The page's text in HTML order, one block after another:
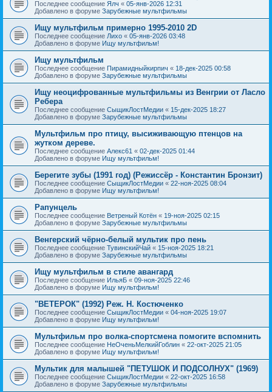
Последнее сообщение Ялч « 05-янв-2026 12:31
Добавлено в форуме Зарубежные мультфильмы
Ищу мультфильм примерно 1995-2010 2D
Последнее сообщение Лихо « 05-янв-2026 03:48
Добавлено в форуме Ищу мультфильм!
Ищу мультфильм
Последнее сообщение Пирамидныйкирпич « 18-дек-2025 00:58
Добавлено в форуме Зарубежные мультфильмы
Ищу неоцифрованные мультфильмы из Венгрии от Ласло
Ребера
Последнее сообщение СыщикЛостМедии « 15-дек-2025 18:27
Добавлено в форуме Зарубежные мультфильмы
Мультфильм про птицу, высиживающую птенцов на
жутком дереве.
Последнее сообщение Алекс61 « 02-дек-2025 01:44
Добавлено в форуме Ищу мультфильм!
Берегите зубы (1991 год) (Режиссёр - Константин Бронзит)
Последнее сообщение СыщикЛостМедии « 22-ноя-2025 08:04
Добавлено в форуме Ищу мультфильм!
Рапунцель
Последнее сообщение Ветреный Котён « 19-ноя-2025 02:15
Добавлено в форуме Зарубежные мультфильмы
Венгерский чёрно-белый мультик про пень
Последнее сообщение ТувинскийЧай « 15-ноя-2025 18:21
Добавлено в форуме Зарубежные мультфильмы
Ищу мультфильм в стиле авангард
Последнее сообщение ИльяБ « 09-ноя-2025 22:46
Добавлено в форуме Ищу мультфильм!
"ВЕТЕРОК" (1992) Реж. Н. Костюченко
Последнее сообщение СыщикЛостМедии « 04-ноя-2025 19:07
Добавлено в форуме Ищу мультфильм!
Мультфильм про волка-спортсмена помогите вспомнить
Последнее сообщение НеОченьМелкийГоблин « 22-окт-2025 21:05
Добавлено в форуме Ищу мультфильм!
Мультик для малышей "ПЕТУШОК И ПОДСОЛНУХ" (1969)
Последнее сообщение СыщикЛостМедии « 22-окт-2025 16:58
Добавлено в форуме Зарубежные мультфильмы